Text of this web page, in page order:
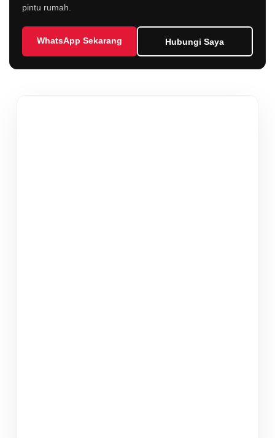
pintu rumah.
WhatsApp Sekarang Hubungi Saya